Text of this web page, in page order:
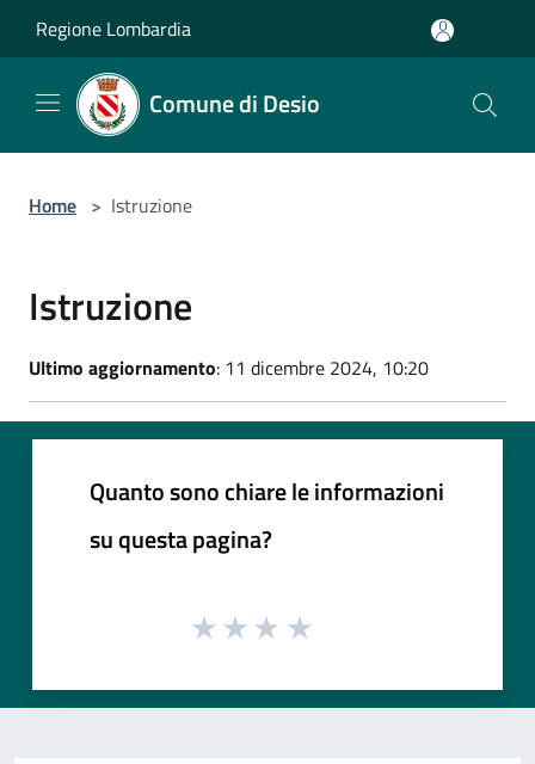
Regione Lombardia
Comune di Desio
Home > Istruzione
Istruzione
Ultimo aggiornamento: 11 dicembre 2024, 10:20
Quanto sono chiare le informazioni
su questa pagina?